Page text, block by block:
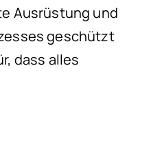
Ausrüstung und
geschützt
dass alles